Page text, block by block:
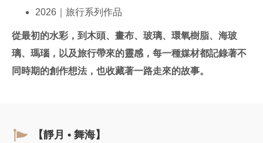
2026｜旅行系列作品
從最初的水彩，到木頭、畫布、玻璃、環氧樹脂、海玻
璃、瑪瑙，以及旅行帶來的靈感，每一種媒材都記錄著不
同時期的創作想法，也收藏著一路走來的故事。
【靜月 • 舞海】